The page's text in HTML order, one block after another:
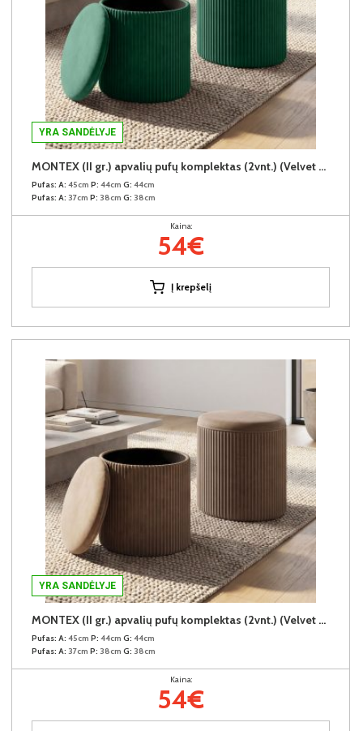
YRA SANDĖLYJE
MONTEX (II gr.) apvalių pufų komplektas (2vnt.) (Velvet #65 Žalias)
Pufas: A: 45cm P: 44cm G: 44cm
Pufas: A: 37cm P: 38cm G: 38cm
Kaina:
54€
Į krepšelį
YRA SANDĖLYJE
MONTEX (II gr.) apvalių pufų komplektas (2vnt.) (Velvet #31 Rudas)
Pufas: A: 45cm P: 44cm G: 44cm
Pufas: A: 37cm P: 38cm G: 38cm
Kaina:
54€